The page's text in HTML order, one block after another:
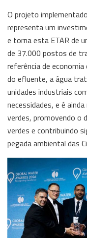
O projeto
representa um
e torna esta ETAR de
de 37.000 postos de
referência de economia
do efluente, a água
unidades industriais
necessidades, e é
verdes, promovendo o
verdes e contribuindo
pegada ambiental das